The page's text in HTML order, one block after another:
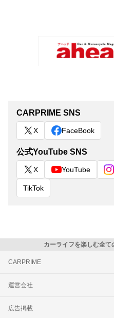
CARPRIME SNS
X FaceBook
公式YouTube SNS
X YouTube
TikTok
カーライフを楽しむ全
CARPRIME
運営会社
広告掲載